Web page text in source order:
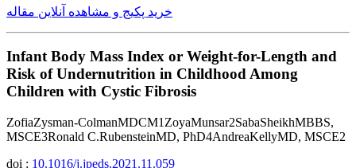
خرید پکیج و مشاهده آنلاین مقاله
Infant Body Mass Index or Weight-for-Length and
Risk of Undernutrition in Childhood Among
Children with Cystic Fibrosis
ZofiaZysman-ColmanMDCM1ZoyaMunsar2SabaSheikhMBBS,
MSCE3Ronald C.RubensteinMD, PhD4AndreaKellyMD, MSCE2
doi : 10.1016/j.jpeds.2021.11.059